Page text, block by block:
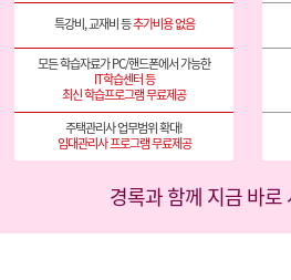
특강비, 교재비 등추가비용 없음
모든 학습자료가 PC/핸드폰에서 가능한
IT학습센터 등
최신 학습프로그램 무료제공
임대관리사 프로그램 무료제공
경록과 함께 지금 바로